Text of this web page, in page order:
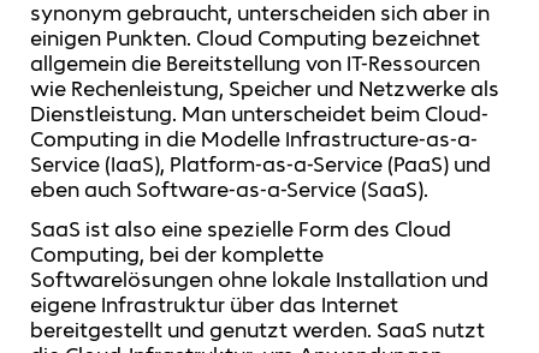
synonym gebraucht, unterscheiden sich aber in
einigen Punkten. Cloud Computing bezeichnet
allgemein die Bereitstellung von IT-Ressourcen
wie Rechenleistung, Speicher und Netzwerke als
Dienstleistung. Man unterscheidet beim Cloud-
Computing in die Modelle Infrastructure-as-a-
Service (IaaS), Platform-as-a-Service (PaaS) und
eben auch Software-as-a-Service (SaaS).
SaaS ist also eine spezielle Form des Cloud
Computing, bei der komplette
Softwarelösungen ohne lokale Installation und
eigene Infrastruktur über das Internet
bereitgestellt und genutzt werden. SaaS nutzt